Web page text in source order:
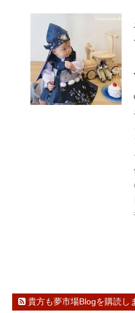
貴方も夢市場Blogを購読し